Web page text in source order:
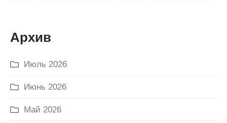
Архив
Июль 2026
Июнь 2026
Май 2026